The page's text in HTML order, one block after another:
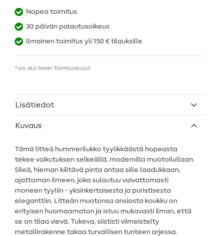
Nopea toimitus
30 päivän palautusoikeus
Ilmainen toimitus yli 150 € tilauksille
* sis. ALV ilman Toimituskulut
Lisätiedot
Kuvaus
Tämä litteä hummerilukko tyylikkäästä hopeasta
tekee vaikutuksen selkeällä, modernilla muotoilullaan.
Sileä, hieman kiiltävä pinta antaa sille laadukkaan,
ajattoman ilmeen, joka sulautuu vaivattomasti
moneen tyyliin - yksinkertaisesta ja puristisesta
eleganttiin. Litteän muotonsa ansiosta koukku on
erityisen huomaamaton ja istuu mukavasti ilman, että
se on tilaa vievä. Tukeva, siististi viimeistelty
metallirakenne takaa turvallisen tunteen arjessa.